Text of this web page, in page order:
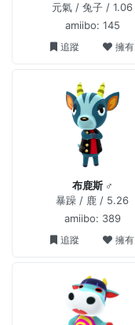
元氣 / 兔子 / 1.06
amiibo: 145
追蹤 擁有
布鹿斯 ♂
暴躁 / 鹿 / 5.26
amiibo: 389
追蹤 擁有